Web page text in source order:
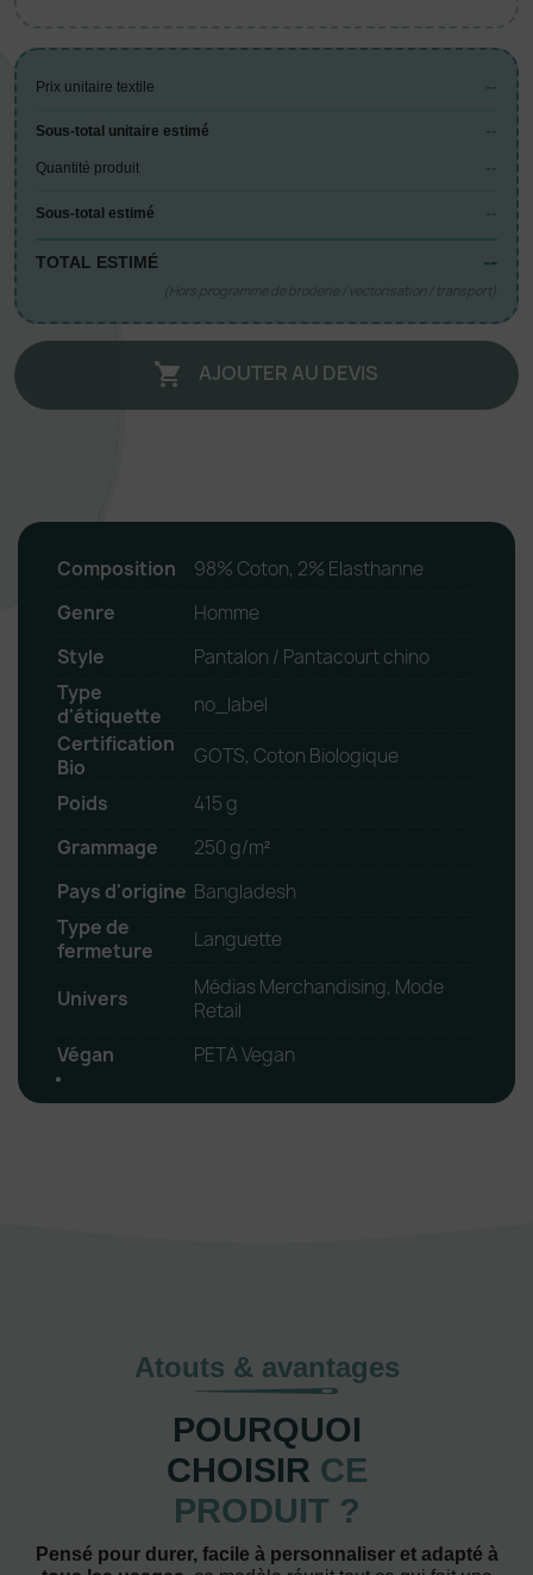
Prix unitaire textile --
Sous-total unitaire estimé --
Quantité produit --
Sous-total estimé --
TOTAL ESTIMÉ --
(Hors programme de broderie / vectorisation / transport)
 AJOUTER AU DEVIS
Composition
98% Coton, 2% Elasthanne
Genre
Homme
Style
Pantalon / Pantacourt chino
Type
d'étiquette
no_label
Certification
Bio
GOTS, Coton Biologique
Poids
415 g
Grammage
250 g/m²
Pays d'origine Bangladesh
Type de
fermeture
Languette
Univers
Médias Merchandising, Mode
Retail
Végan
PETA Vegan
Atouts & avantages
POURQUOI
CHOISIR CE
PRODUIT ?
Pensé pour durer, facile à personnaliser et adapté à